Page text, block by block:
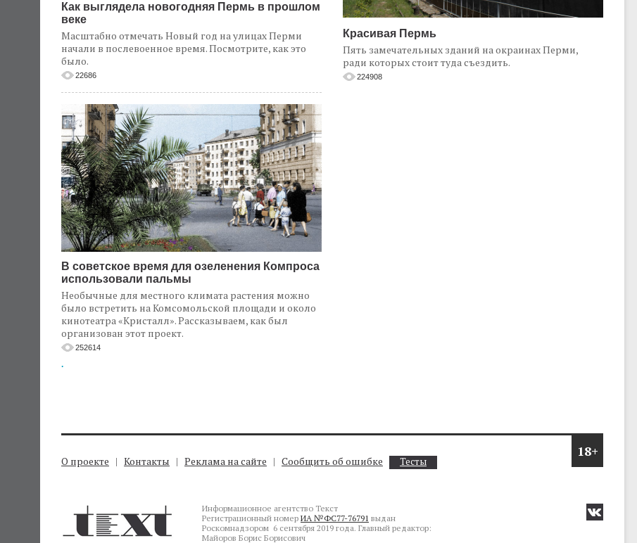
Как выглядела новогодняя Пермь в прошлом
веке
Масштабно отмечать Новый год на улицах Перми
начали в послевоенное время. Посмотрите, как это
было.
22686
В советское время для озеленения Компроса
использовали пальмы
Необычные для местного климата растения можно
было встретить на Комсомольской площади и около
кинотеатра «Кристалл». Рассказываем, как был
организован этот проект.
252614
.
Красивая Пермь
Пять замечательных зданий на окраинах Перми,
ради которых стоит туда съездить.
224908
18+
О проекте Контакты Реклама на сайте Сообщить об ошибке Тесты
Информационное агентство Текст
Регистрационный номер ИА №ФС77-76791 выдан
Роскомнадзором 6 сентября 2019 года. Главный редактор:
Майоров Борис Борисович